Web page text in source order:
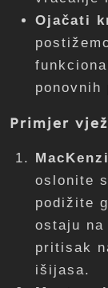
Ojačati
ponovnih
Primjer
oslonite
podižite
ostaju na
pritisak
išijasa.